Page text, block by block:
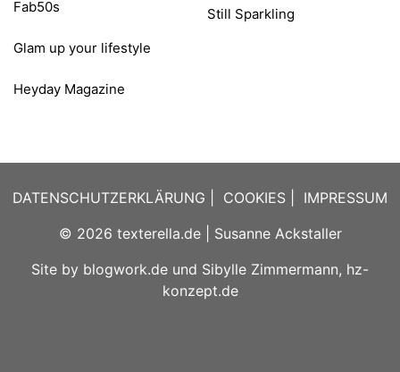
Glam up your lifestyle
Heyday Magazine
Still Sparkling
DATENSCHUTZERKLÄRUNG | COOKIES | IMPRESSUM
© 2026
texterella.de
| Susanne Ackstaller
Site by blogwork.de und Sibylle Zimmermann, hz-
konzept.de